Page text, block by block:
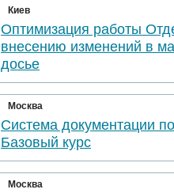
Киев
Оптимизация работы
внесению изменений в
досье
Москва
Система документации
Базовый курс
Москва